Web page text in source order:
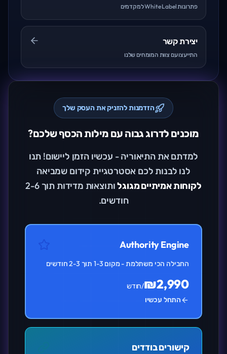
פתרונות White Label למקדמים
יצירת קשר
התייעצו עם צוות המומחים שלנו
הזדמנות להזניק את העסק שלך
מוכנים לדרוג גבוה עם מילות הכסף שלכם?
למדתם את התיאוריה - עכשיו הזמן ליישום! תנו
לנו לבנות לכם אסטרטגיית קידום שמביאה
לקוחות אמיתיים מגוגל
ותוצאות מדידות תוך 2-6
חודשים.
Authority Engine
החבילה הכי משתלמת - מקום 1-3 תוך 2-3 חודשים
₪2,990/חודש
התחל עכשיו
קישורים בודדים